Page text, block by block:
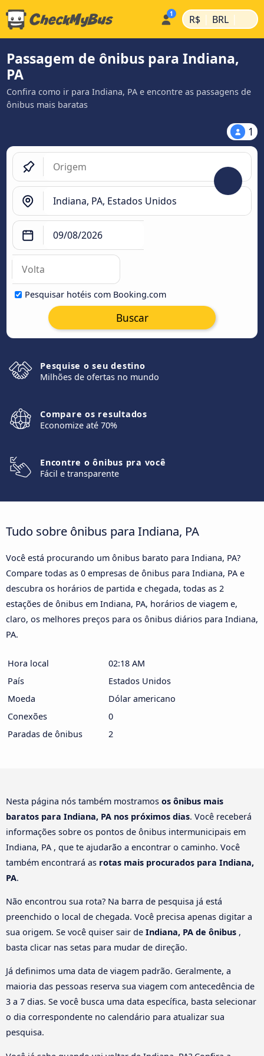
R$ | BRL |
Passagem de ônibus para Indiana,
PA
Confira como ir para Indiana, PA e encontre as passagens de
ônibus mais baratas
1
Pesquisar hotéis com Booking.com
Buscar
Pesquise o seu destino
Milhões de ofertas no mundo
Compare os resultados
Economize até 70%
Encontre o ônibus pra você
Fácil e transparente
Tudo sobre ônibus para Indiana, PA
Você está procurando um ônibus barato para Indiana, PA?
Compare todas as 0 empresas de ônibus para Indiana, PA e
descubra os horários de partida e chegada, todas as 2
estações de ônibus em Indiana, PA, horários de viagem e,
claro, os melhores preços para os ônibus diários para Indiana,
PA.
Hora local
02:18 AM
País
Estados Unidos
Moeda
Dólar americano
Conexões
0
Paradas de ônibus
2
Nesta página nós também mostramos os ônibus mais
baratos para Indiana, PA nos próximos dias. Você receberá
informações sobre os pontos de ônibus intermunicipais em
Indiana, PA , que te ajudarão a encontrar o caminho. Você
também encontrará as rotas mais procurados para Indiana,
PA.
Não encontrou sua rota? Na barra de pesquisa já está
preenchido o local de chegada. Você precisa apenas digitar a
sua origem. Se você quiser sair de Indiana, PA de ônibus ,
basta clicar nas setas para mudar de direção.
Já definimos uma data de viagem padrão. Geralmente, a
maioria das pessoas reserva sua viagem com antecedência de
3 a 7 dias. Se você busca uma data específica, basta selecionar
o dia correspondente no calendário para atualizar sua
pesquisa.